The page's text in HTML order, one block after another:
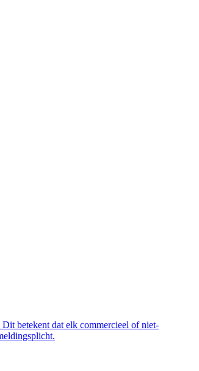
betekent dat elk commercieel of niet-